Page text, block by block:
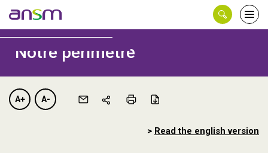
le
Notre périmètre
A+ A-
> Read the english version